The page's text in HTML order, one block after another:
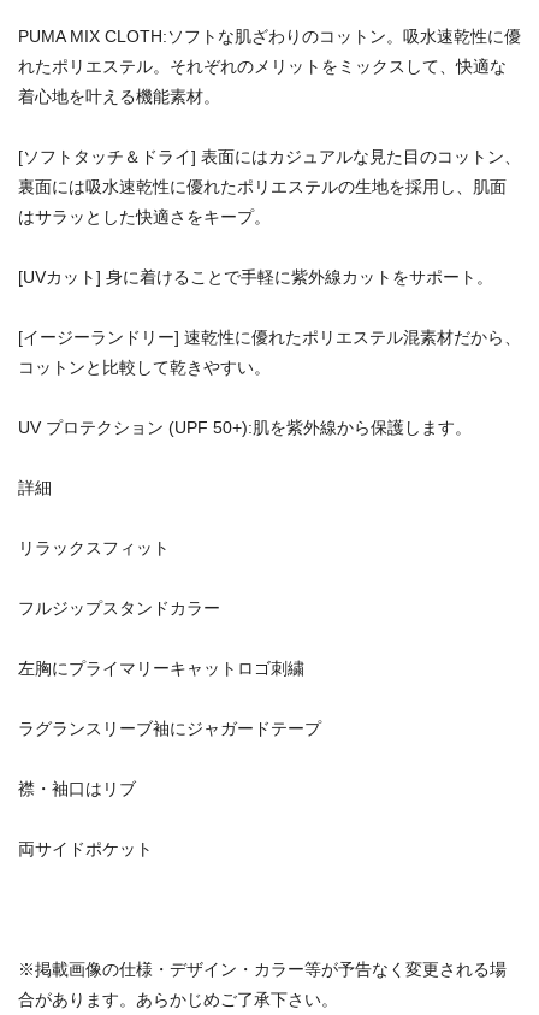
PUMA MIX CLOTH:ソフトな肌ざわりのコットン。吸水速乾性に優
れたポリエステル。それぞれのメリットをミックスして、快適な
着心地を叶える機能素材。
[ソフトタッチ＆ドライ] 表面にはカジュアルな見た目のコットン、
裏面には吸水速乾性に優れたポリエステルの生地を採用し、肌面
はサラッとした快適さをキープ。
[UVカット] 身に着けることで手軽に紫外線カットをサポート。
[イージーランドリー] 速乾性に優れたポリエステル混素材だから、
コットンと比較して乾きやすい。
UV プロテクション (UPF 50+):肌を紫外線から保護します。
詳細
リラックスフィット
フルジップスタンドカラー
左胸にプライマリーキャットロゴ刺繍
ラグランスリーブ袖にジャガードテープ
襟・袖口はリブ
両サイドポケット
※掲載画像の仕様・デザイン・カラー等が予告なく変更される場
合があります。あらかじめご了承下さい。